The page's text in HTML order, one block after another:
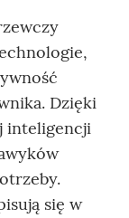
Dzięki
inteligencji
się w